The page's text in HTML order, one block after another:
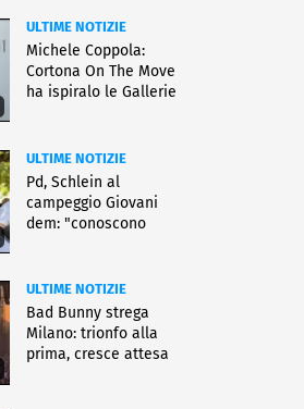
ULTIME NOTIZIE
Michele Coppola:
Cortona On The Move
ha ispiralo le Gallerie
ULTIME NOTIZIE
Pd, Schlein al
campeggio Giovani
dem: "conoscono
ULTIME NOTIZIE
Bad Bunny strega
Milano: trionfo alla
prima, cresce attesa